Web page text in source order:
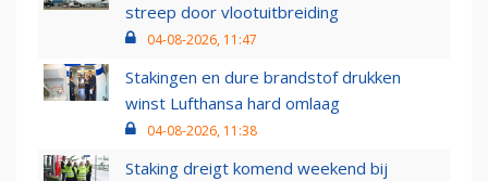
streep door vlootuitbreiding
04-08-2026, 11:47
Stakingen en dure brandstof drukken
winst Lufthansa hard omlaag
04-08-2026, 11:38
Staking dreigt komend weekend bij